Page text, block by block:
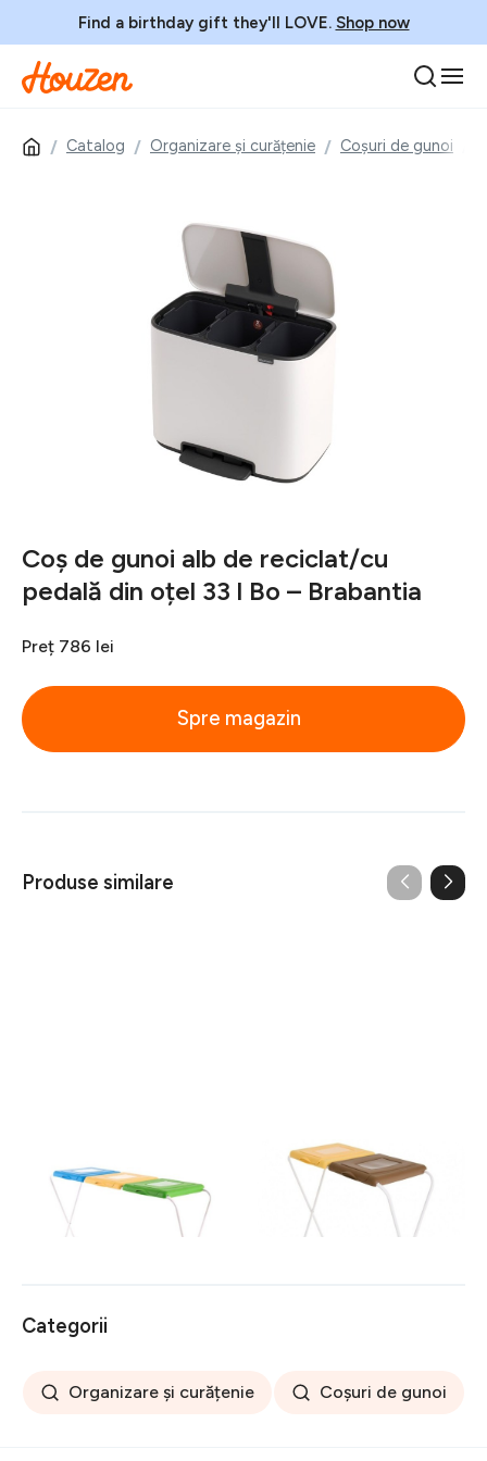
Find a birthday gift they'll LOVE. Shop now
Catalog Organizare și curățenie Coșuri de gunoi
Coș de gunoi alb de reciclat/cu
pedală din oțel 33 l Bo – Brabantia
Preț 786 lei
Spre magazin
Produse similare
Suport pentru saci menajeri
pentru colectare selectiva
120 L, Jotta, 3
compartimente verde-
149 lei
Suport pentru saci menajeri
pentru colectare selectiva
120 L, Jotta, 2
compartimente galben-
Categorii
Organizare și curățenie Coșuri de gunoi